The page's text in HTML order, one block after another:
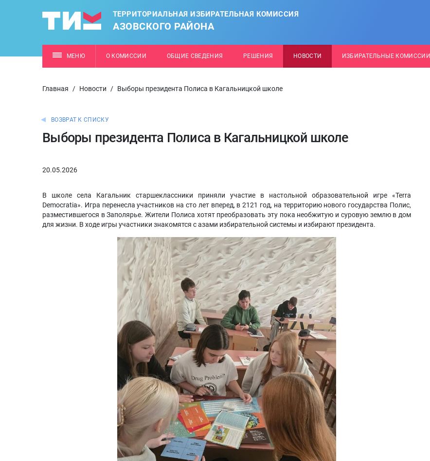
ТЕРРИТОРИАЛЬНАЯ ИЗБИРАТЕЛЬНАЯ КОМИССИЯ
АЗОВСКОГО РАЙОНА
МЕНЮ О КОМИССИИ ОБЩИЕ СВЕДЕНИЯ РЕШЕНИЯ НОВОСТИ ИЗБИРАТЕЛЬНЫЕ КОМИССИИ
Главная / Новости / Выборы президента Полиса в Кагальницкой школе
ВОЗВРАТ К СПИСКУ
Выборы президента Полиса в Кагальницкой школе
20.05.2026
В школе села Кагальник старшеклассники приняли участие в настольной образовательной игре «Terra
Democratia». Игра перенесла участников на сто лет вперед, в 2121 год, на территорию нового государства Полис,
разместившегося в Заполярье. Жители Полиса хотят преобразовать эту пока необжитую и суровую землю в дом
для жизни. В ходе игры участники знакомятся с азами избирательной системы и избирают президента.